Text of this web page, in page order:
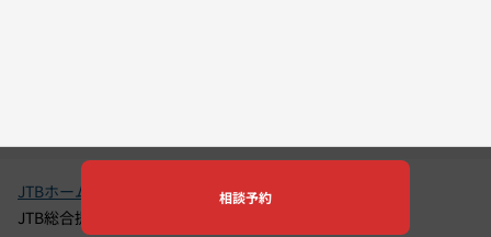
相談予約
JTBホーム
宮崎県
JTB総合提携店 トラベルナイス